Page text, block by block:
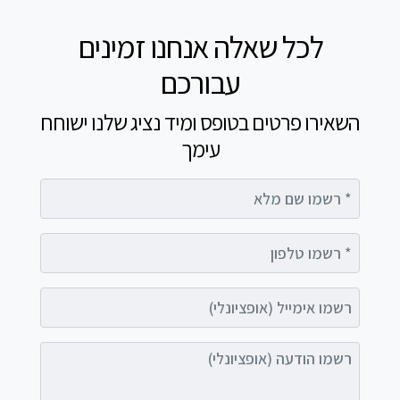
לכל שאלה אנחנו זמינים
עבורכם
השאירו פרטים בטופס ומיד נציג שלנו ישוחח
עימך
רשמו הודעה (אופציונלי)